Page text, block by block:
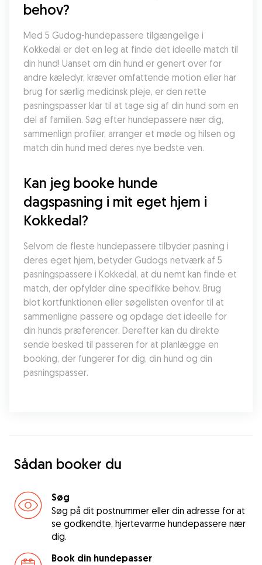
behov?
Med 5 Gudog-hundepassere tilgængelige i
Kokkedal er det en leg at finde det ideelle match til
din hund! Uanset om din hund er genert over for
andre kæledyr, kræver omfattende motion eller har
brug for særlig medicinsk pleje, er den rette
pasningspasser klar til at tage sig af din hund som en
del af familien. Søg efter hundepassere nær dig,
sammenlign profiler, arranger et møde og hilsen og
match din hund med deres nye bedste ven.
Kan jeg booke hunde
dagspasning i mit eget hjem i
Kokkedal?
Selvom de fleste hundepassere tilbyder pasning i
deres eget hjem, betyder Gudogs netværk af 5
pasningspassere i Kokkedal, at du nemt kan finde et
match, der opfylder dine specifikke behov. Brug
blot kortfunktionen eller søgelisten ovenfor til at
sammenligne passere og opdage det ideelle for
din hunds præferencer. Derefter kan du direkte
sende besked til passeren for at planlægge en
booking, der fungerer for dig, din hund og din
pasningspasser.
Sådan booker du
Søg
Søg på dit postnummer eller din adresse for at
se godkendte, hjertevarme hundepassere nær
dig.
Book din hundepasser